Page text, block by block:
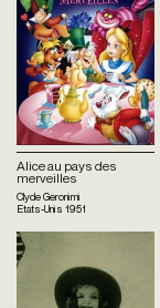
Alice au pays des
merveilles
Clyde Geronimi
Etats-Unis 1951